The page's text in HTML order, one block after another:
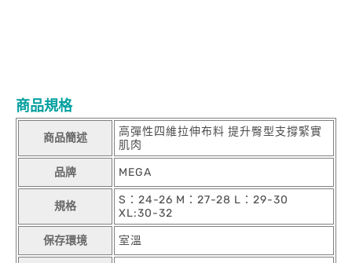
商品規格
商品簡述
高彈性四維拉伸布料 提升臀型支撐緊實
肌肉
品牌 MEGA
規格
S：24-26 M：27-28 L：29-30
XL:30-32
保存環境 室溫